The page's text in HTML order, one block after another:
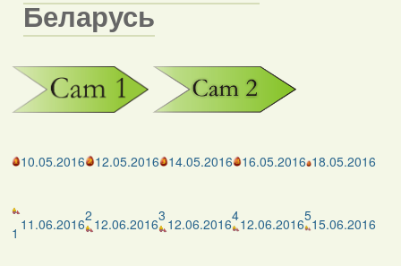
Беларусь
10.05.2016 12.05.2016 14.05.2016 16.05.2016 18.05.2016
1 11.06.20162 12.06.20163 12.06.2016412.06.2016515.06.2016